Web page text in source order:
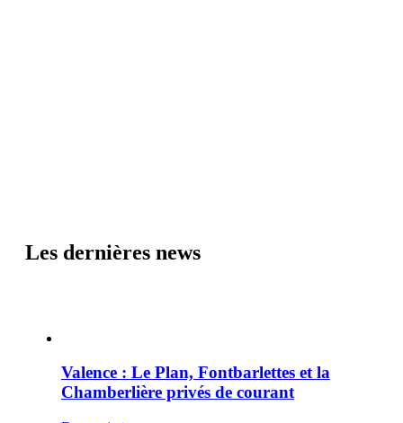
Les dernières news
Valence : Le Plan, Fontbarlettes et la
Chamberlière privés de courant